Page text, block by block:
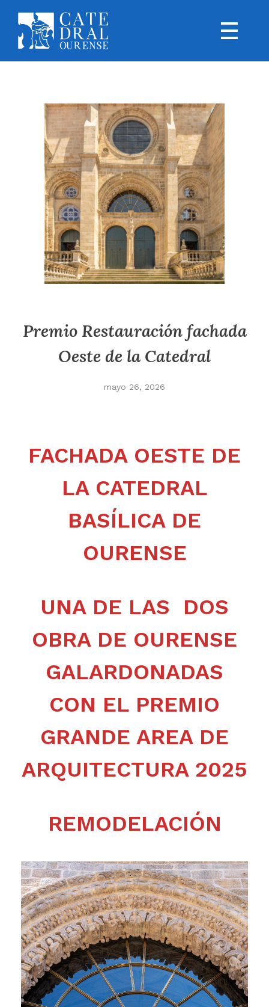
Premio Restauración fachada
Oeste de la Catedral
mayo 26, 2026
FACHADA OESTE DE
LA CATEDRAL
BASÍLICA DE
OURENSE
UNA DE LAS DOS
OBRA DE OURENSE
GALARDONADAS
CON EL PREMIO
GRANDE AREA DE
ARQUITECTURA 2025
REMODELACIÓN